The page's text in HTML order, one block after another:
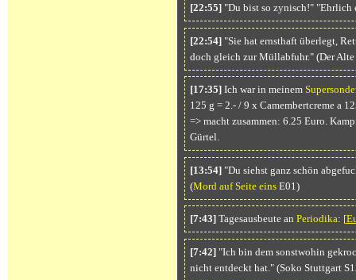
[22:55]"Du bist so zynisch!" "Ehrlich
[22:54]"Sie hat ernsthaft überlegt,
doch gleich zur Müllabfuhr." (Der
[17:35]Ich war in meinem
125 g = 2.- / 9 x Camembertcreme a
=> macht zusammen: 6.25 Euro.
Gürtel.
[13:54]"Du siehst ganz schön
(Mord auf Seite einsE01)
[7:43]Tagesausbeute an Periodika: [
[7:42]"Ich bin dem sonstwohin
nicht entdeckt hat." (Soko Stuttgart